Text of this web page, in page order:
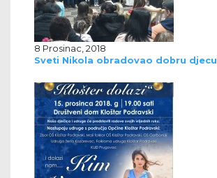
8 Prosinac, 2018
Sveti Nikola obradovao dobru djecu